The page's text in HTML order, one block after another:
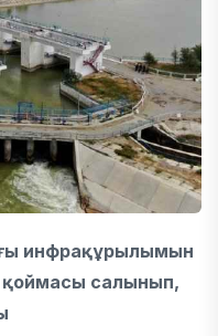
инфрақұрылымын
салынып,